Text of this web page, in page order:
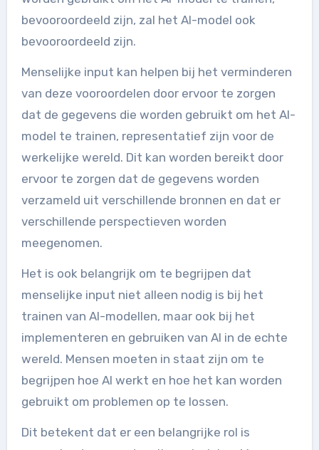
bevooroordeeld zijn, zal het AI-model ook
bevooroordeeld zijn.
Menselijke input kan helpen bij het verminderen
van deze vooroordelen door ervoor te zorgen
dat de gegevens die worden gebruikt om het AI-
model te trainen, representatief zijn voor de
werkelijke wereld. Dit kan worden bereikt door
ervoor te zorgen dat de gegevens worden
verzameld uit verschillende bronnen en dat er
verschillende perspectieven worden
meegenomen.
Het is ook belangrijk om te begrijpen dat
menselijke input niet alleen nodig is bij het
trainen van AI-modellen, maar ook bij het
implementeren en gebruiken van AI in de echte
wereld. Mensen moeten in staat zijn om te
begrijpen hoe AI werkt en hoe het kan worden
gebruikt om problemen op te lossen.
Dit betekent dat er een belangrijke rol is